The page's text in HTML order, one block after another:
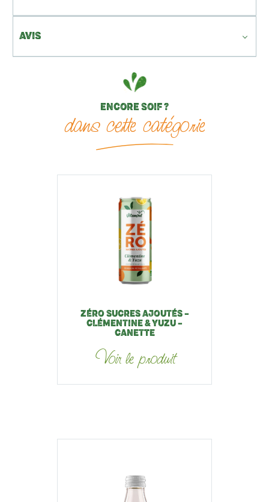
ENCORE SOIF ?
dans cette catégorie
ZÉRO SUCRES AJOUTÉS –
CLÉMENTINE & YUZU –
CANETTE
Voir le produit
AVIS